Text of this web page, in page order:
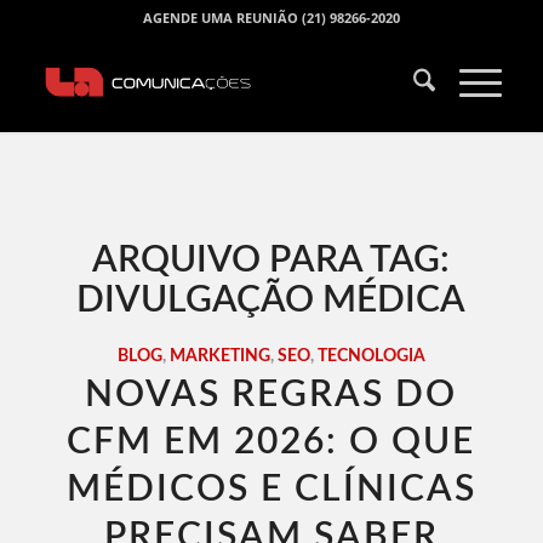
AGENDE UMA REUNIÃO (21) 98266-2020
ARQUIVO PARA TAG:
DIVULGAÇÃO MÉDICA
BLOG, MARKETING, SEO, TECNOLOGIA
NOVAS REGRAS DO
CFM EM 2026: O QUE
MÉDICOS E CLÍNICAS